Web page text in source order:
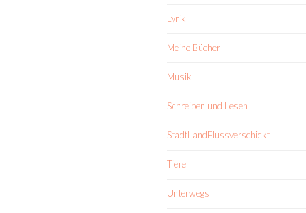
Lyrik
Meine Bücher
Musik
Schreiben und Lesen
StadtLandFlussverschickt
Tiere
Unterwegs